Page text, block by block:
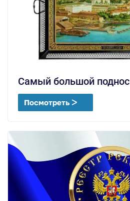
Самый большой поднос
Посмотреть ᐳ